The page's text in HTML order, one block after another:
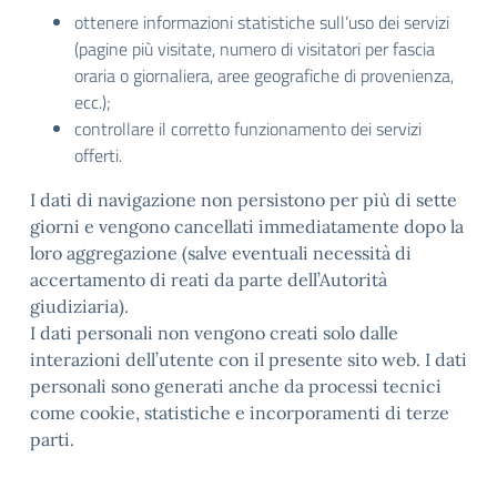
ottenere informazioni statistiche sull’uso dei servizi
(pagine più visitate, numero di visitatori per fascia
oraria o giornaliera, aree geografiche di provenienza,
ecc.);
controllare il corretto funzionamento dei servizi
offerti.
I dati di navigazione non persistono per più di sette
giorni e vengono cancellati immediatamente dopo la
loro aggregazione (salve eventuali necessità di
accertamento di reati da parte dell’Autorità
giudiziaria).
I dati personali non vengono creati solo dalle
interazioni dell’utente con il presente sito web. I dati
personali sono generati anche da processi tecnici
come cookie, statistiche e incorporamenti di terze
parti.